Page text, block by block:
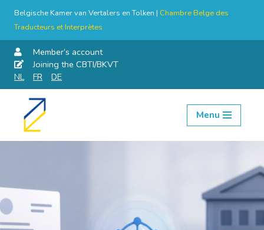
Belgische Kamer van Vertalers en Tolken | Chambre Belge des
Traducteurs et Interprètes
Member’s account
Joining the CBTI/BKVT
NL
FR DE
Skip
Menu